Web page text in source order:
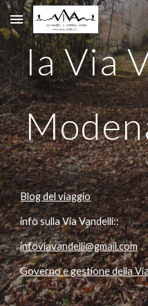
Skip to main content
la Via
Blog del viaggio
info sulla Via Vandelli::
infoviavandelli@gmail.com
Governo e gestione della